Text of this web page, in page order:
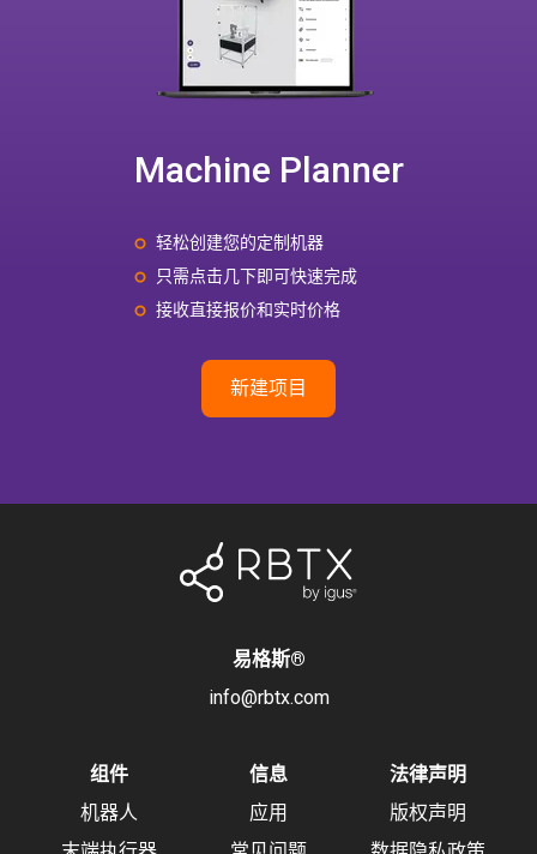
Machine Planner
轻松创建您的定制机器
只需点击几下即可快速完成
接收直接报价和实时价格
新建项目
易格斯®
info@rbtx.com
组件
机器人
信息
应用
法律声明
版权声明